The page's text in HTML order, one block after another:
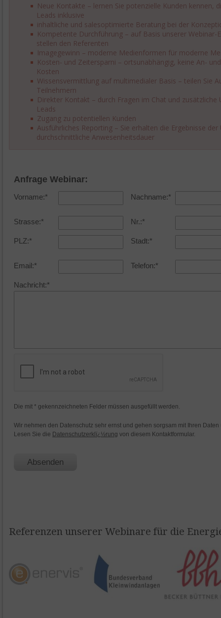
Neue Kontakte – lernen Sie potenzielle Kunden kennen,
Leads inklusive
inhaltliche und salesoptimierte Beratung bei der
Kompetente Durchführung – auf Basis unserer Webinar-
stellen den Referenten
Imagegewinn – moderne Medienformen für moderne
Kosten- und Zeitersparni – ortsunabhängig, keine An-
Kosten
Wissensvermittlung auf multimedialer Basis – teilen Sie
Teilnehmern
Direkter Kontakt – durch Fragen im Chat und
Leads
Zugang zu potentiellen Kunden
Ausführliches Reporting – Sie erhalten die Ergebnisse
durchschnittliche Anwesenheitsdauer
Referenzen unserer Webinare für die